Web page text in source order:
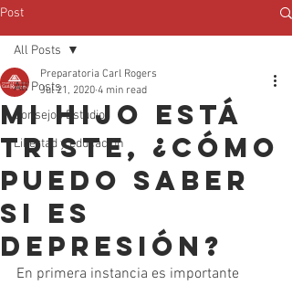
Post
All Posts
Consejos Estudio
Libertad y educación
All Posts
Mi hijo está
triste, ¿cómo
puedo saber
si es
depresión?
Preparatoria Carl Rogers
Jul 21, 2020 4 min read
En primera instancia es importante